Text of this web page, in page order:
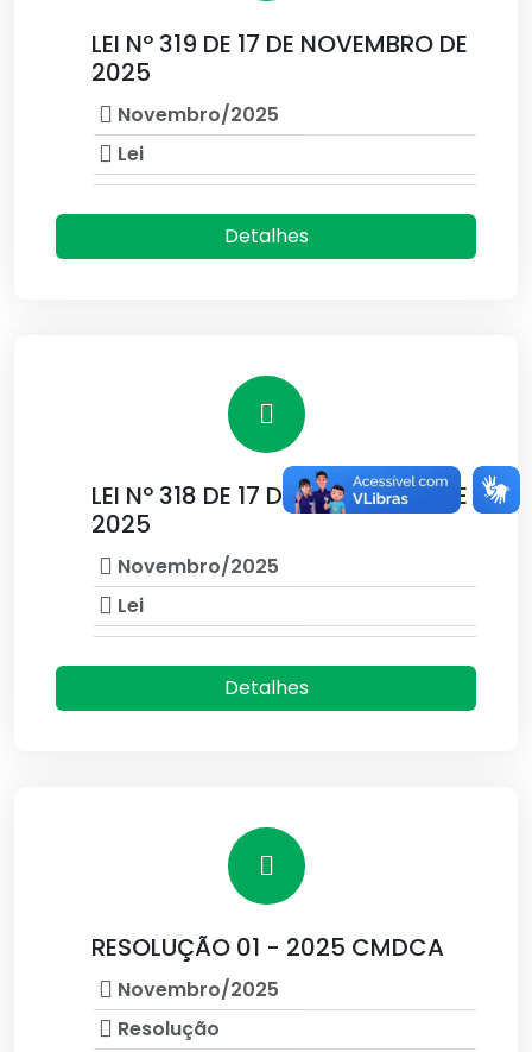
LEI Nº 319 DE 17 DE NOVEMBRO DE
2025
Novembro/2025
Lei
Detalhes
LEI Nº 318 DE 17 DE NOVEMBRO DE
2025
Novembro/2025
Lei
Detalhes
RESOLUÇÃO 01 - 2025 CMDCA
Novembro/2025
Resolução